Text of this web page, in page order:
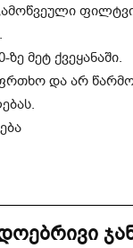
მეტ ქვეყანაში.
და არ